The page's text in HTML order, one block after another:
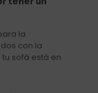
la
con la
sofá está en